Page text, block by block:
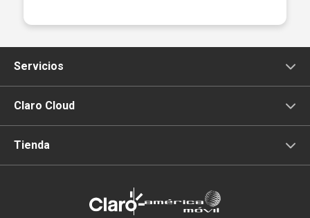
Servicios
Voz
Tv
Claro Cloud
Infraestructura
Tienda